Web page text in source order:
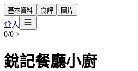
基本資料 食評 圖片
登入
0/0 >
銳記餐廳小廚